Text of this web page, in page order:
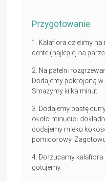
Przygotowanie
Kalafiora dzielimy na
dente (najlepiej na
Na patelni
Dodajemy pokrojoną w
Smażymy kilka minut.
Dodajemy pastę
około minucie i
dodajemy mleko
pomidorowy.
Dorzucamy kalafiora
gotujemy.